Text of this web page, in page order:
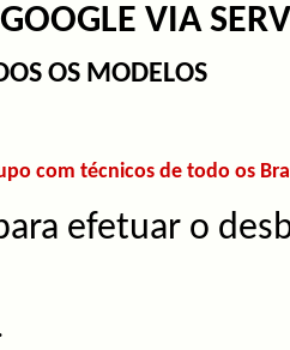
VIA
OS MODELOS
com técnicos de todo os
efetuar o